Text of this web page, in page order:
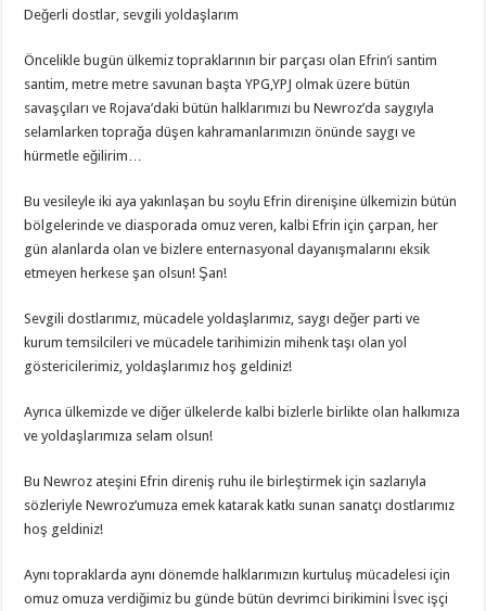
Değerli dostlar, sevgili yoldaşlarım
Öncelikle bugün ülkemiz topraklarının bir parçası olan Efrin’i santim
santim, metre metre savunan başta YPG,YPJ olmak üzere bütün
savaşçıları ve Rojava’daki bütün halklarımızı bu Newroz’da saygıyla
selamlarken toprağa düşen kahramanlarımızın önünde saygı ve
hürmetle eğilirim…
Bu vesileyle iki aya yakınlaşan bu soylu Efrin direnişine ülkemizin bütün
bölgelerinde ve diasporada omuz veren, kalbi Efrin için çarpan, her
gün alanlarda olan ve bizlere enternasyonal dayanışmalarını eksik
etmeyen herkese şan olsun! Şan!
Sevgili dostlarımız, mücadele yoldaşlarımız, saygı değer parti ve
kurum temsilcileri ve mücadele tarihimizin mihenk taşı olan yol
göstericilerimiz, yoldaşlarımız hoş geldiniz!
Ayrıca ülkemizde ve diğer ülkelerde kalbi bizlerle birlikte olan halkımıza
ve yoldaşlarımıza selam olsun!
Bu Newroz ateşini Efrin direniş ruhu ile birleştirmek için sazlarıyla
sözleriyle Newroz’umuza emek katarak katkı sunan sanatçı dostlarımız
hoş geldiniz!
Aynı topraklarda aynı dönemde halklarımızın kurtuluş mücadelesi için
omuz omuza verdiğimiz bu günde bütün devrimci birikimini İsvec işçi